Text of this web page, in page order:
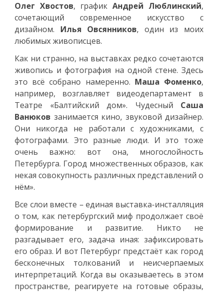
Олег Хвостов, график Андрей Люблинский,
сочетающий современное искусство с
дизайном. Илья Овсянников, один из моих
любимых живописцев.
Как ни странно, на выставках редко сочетаются
живопись и фотография на одной стене. Здесь
это всё собрано намеренно. Маша Фоменко,
например, возглавляет видеодепартамент в
Театре «Балтийский дом». Чудесный Саша
Ванюков занимается кино, звуковой дизайнер.
Они никогда не работали с художниками, с
фотографами. Это разные люди. И это тоже
очень важно: вот она, многослойность
Петербурга. Город множественных образов, как
некая совокупность различных представлений о
нём».
Все слои вместе – единая выставка-инсталляция
о том, как петербургский миф продолжает своё
формирование и развитие. Никто не
разгадывает его, задача иная: зафиксировать
его образ. И вот Петербург предстаёт как город
бесконечных толкований и неисчерпаемых
интерпретаций. Когда вы оказываетесь в этом
пространстве, реагируете на готовые образы,